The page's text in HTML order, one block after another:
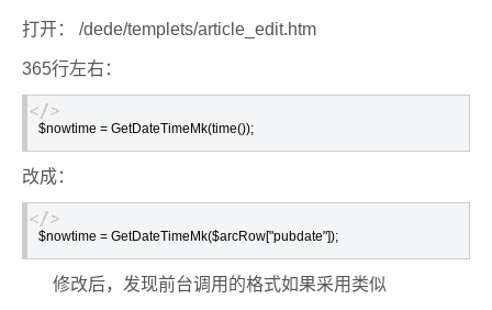
打开： /dede/templets/article_edit.htm
365行左右：
$nowtime = GetDateTimeMk(time());
改成：
$nowtime = GetDateTimeMk($arcRow["pubdate"]);
修改后，发现前台调用的格式如果采用类似